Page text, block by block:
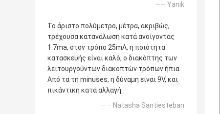
—— Yanik
Το άριστο πολύμετρο, μέτρα, ακριβώς,
τρέχουσα κατανάλωση κατά ανοίγοντας
1.7ma, στον τρόπο 25mA, η ποιότητα
κατασκευής είναι καλό, ο διακόπτης των
λειτουργούντων διακοπτών τρόπων ήπια.
Από τα τη minuses, η δύναμη είναι 9V, και
πικάντικη κατά αλλαγή
—— Natasha Santiesteban